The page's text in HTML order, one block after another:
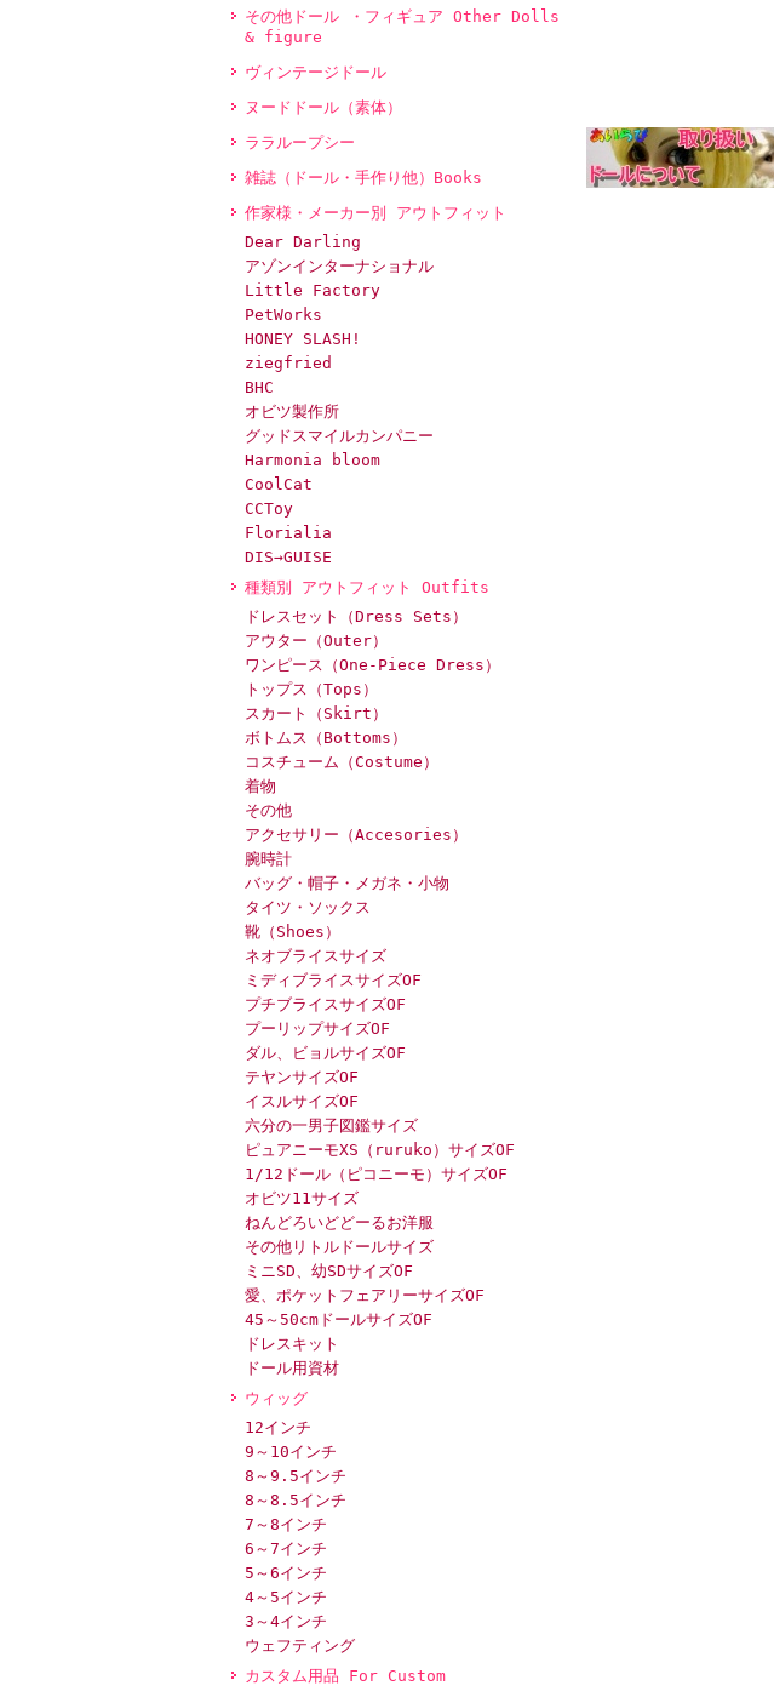
その他ドール ・フィギュア Other Dolls
& figure
ヴィンテージドール
ヌードドール（素体）
ララループシー
雑誌（ドール・手作り他）Books
作家様・メーカー別 アウトフィット
Dear Darling
アゾンインターナショナル
Little Factory
PetWorks
HONEY SLASH!
ziegfried
BHC
オビツ製作所
グッドスマイルカンパニー
Harmonia bloom
CoolCat
CCToy
Florialia
DIS→GUISE
種類別 アウトフィット Outfits
ドレスセット（Dress Sets）
アウター（Outer）
ワンピース（One-Piece Dress）
トップス（Tops）
スカート（Skirt）
ボトムス（Bottoms）
コスチューム（Costume）
着物
その他
アクセサリー（Accesories）
腕時計
バッグ・帽子・メガネ・小物
タイツ・ソックス
靴（Shoes）
ネオブライスサイズ
ミディブライスサイズOF
プチブライスサイズOF
プーリップサイズOF
ダル、ビョルサイズOF
テヤンサイズOF
イスルサイズOF
六分の一男子図鑑サイズ
ピュアニーモXS（ruruko）サイズOF
1/12ドール（ピコニーモ）サイズOF
オビツ11サイズ
ねんどろいどどーるお洋服
その他リトルドールサイズ
ミニSD、幼SDサイズOF
愛、ポケットフェアリーサイズOF
45～50cmドールサイズOF
ドレスキット
ドール用資材
ウィッグ
12インチ
9～10インチ
8～9.5インチ
8～8.5インチ
7～8インチ
6～7インチ
5～6インチ
4～5インチ
3～4インチ
ウェフティング
カスタム用品 For Custom